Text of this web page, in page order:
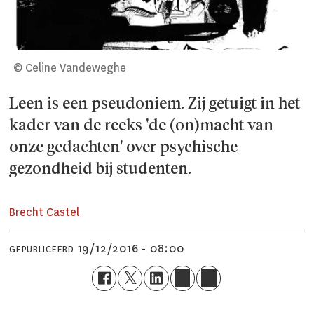
© Celine Vandeweghe
Leen is een pseudoniem. Zij getuigt in het
kader van de reeks 'de (on)macht van
onze gedachten' over psychische
gezondheid bij studenten.
Brecht Castel
GEPUBLICEERD 19/12/2016 - 08:00